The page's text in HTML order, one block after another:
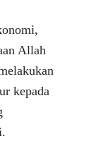
Allah
kepada